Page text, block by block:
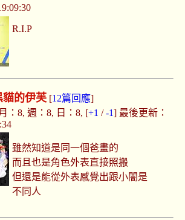
R.I.P
貓的伊芙[12篇回應]
：8, 週：8, 日：8, [+1 /-1] 最後更新：
雖然知道是同一個爸畫的
而且也是角色外表直接照搬
但還是能從外表感覺出跟小闇是
不同人